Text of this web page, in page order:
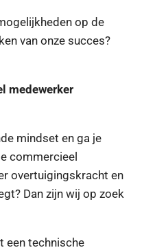
op de
van onze succes?
medewerker
mindset en ga je
commercieel
overtuigingskracht en
Dan zijn wij op zoek
een technische